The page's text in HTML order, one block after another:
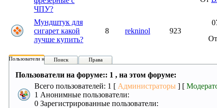
ЧПУ?
Мундштук для
сигарет какой
лучше купить?
8 rekninol 923
Пользователи на форуме:
Поиск Права
Пользователи на форуме:: 1 , на этом форуме:
Всего пользователей: 1 [ Администраторы ] [
1 Анонимные пользователи:
0 Зарегистрированные пользователи: